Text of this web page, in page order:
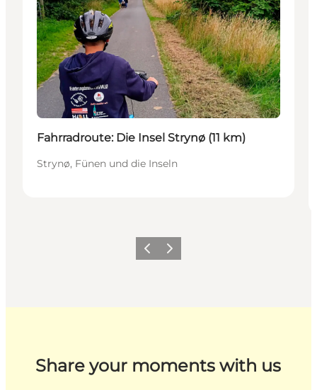
Fahrradroute: Die Insel Strynø (11 km)
Strynø, Fünen und die Inseln
ZurückWeiter
Share your moments with us